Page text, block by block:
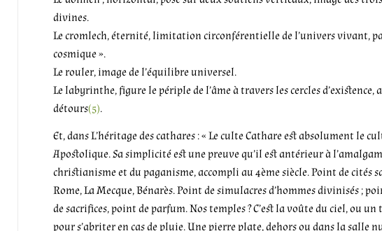
divines.
Le cromlech, éternité, limitation circonférentielle de l’univers vivant,
cosmique ».
Le rouler, image de l’équilibre universel.
Le labyrinthe, figurele périple de l’âme à travers les cercles d’existence,
détours(5).
Et, dans L’héritage des cathares : « Le culte Cathare est absolument le
Apostolique. Sa simplicité est une preuve qu’il est antérieur à
christianisme et du paganisme, accompli au 4ème siècle. Point de cités
Rome, La Mecque, Bénarès. Point de simulacres d’hommes divinisés ;
de sacrifices, point de parfum. Nos temples ? C’est la voûte du ciel, ou
pour s’abriter en cas de pluie. Une pierre plate, dehors ou dans la salle